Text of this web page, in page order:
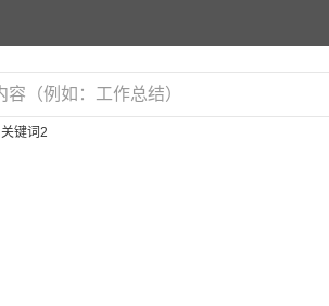
关键词2